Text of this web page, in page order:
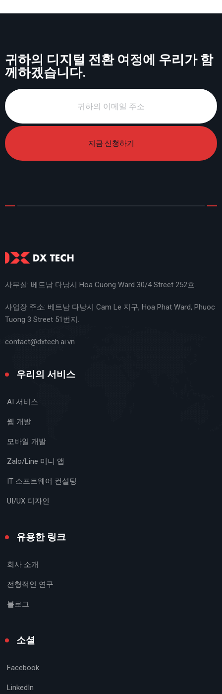
귀하의 디지털 전환 여정에 우리가 함
께하겠습니다.
지금 신청하기
사무실: 베트남 다낭시 Hoa Cuong Ward 30/4 Street 252호.
사업장 주소: 베트남 다낭시 Cam Le 지구, Hoa Phat Ward, Phuoc
Tuong 3 Street 51번지.
contact@dxtech.ai.vn
우리의 서비스
AI 서비스
웹 개발
모바일 개발
Zalo/Line 미니 앱
IT 소프트웨어 컨설팅
UI/UX 디자인
유용한 링크
회사 소개
전형적인 연구
블로그
소셜
Facebook
LinkedIn